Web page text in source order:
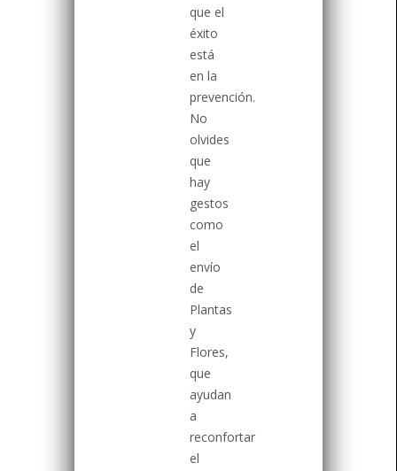
que el
éxito
está
en la
prevención.
No
olvides
que
hay
gestos
como
el
envío
de
Plantas
y
Flores,
que
ayudan
a
reconfortar
el